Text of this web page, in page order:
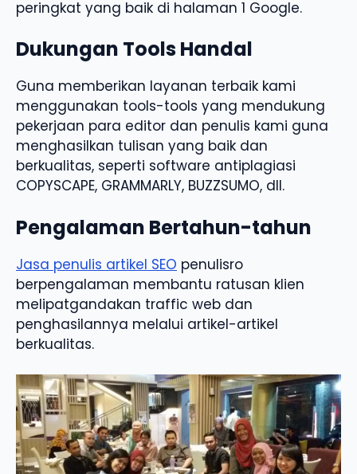
peringkat yang baik di halaman 1 Google.
Dukungan Tools Handal
Guna memberikan layanan terbaik kami
menggunakan tools-tools yang mendukung
pekerjaan para editor dan penulis kami guna
menghasilkan tulisan yang baik dan
berkualitas, seperti software antiplagiasi
COPYSCAPE, GRAMMARLY, BUZZSUMO, dll.
Pengalaman Bertahun-tahun
Jasa penulis artikel SEO penulisro
berpengalaman membantu ratusan klien
melipatgandakan traffic web dan
penghasilannya melalui artikel-artikel
berkualitas.